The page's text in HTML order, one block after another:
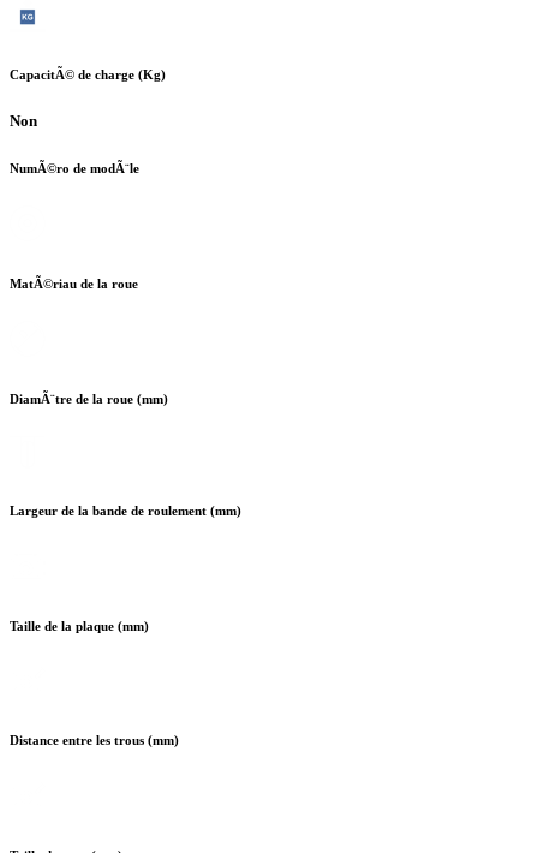
CapacitÃ© de charge (Kg)
Non
NumÃ©ro de modÃ¨le
MatÃ©riau de la roue
DiamÃ¨tre de la roue (mm)
Largeur de la bande de roulement (mm)
Taille de la plaque (mm)
Distance entre les trous (mm)